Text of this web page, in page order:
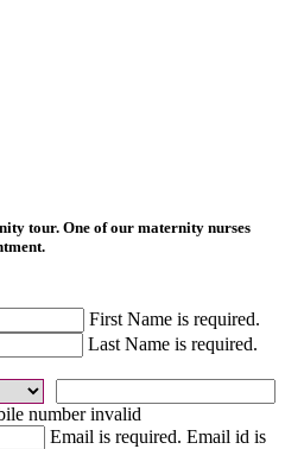
tour. One of our maternity nurses
First Name is required.
Last Name is required.
number invalid
Email is required. Email id is